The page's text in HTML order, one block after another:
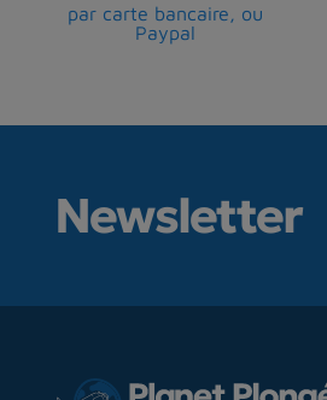
par carte bancaire, ou
Paypal
Newsletter